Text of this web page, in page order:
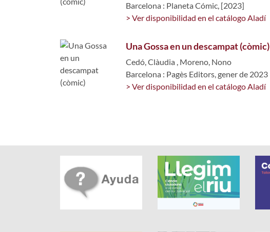
Barcelona : Planeta Cómic, [2023]
> Ver disponibilidad en el catálogo Aladí
Una Gossa en un descampat (còmic)
Cedó, Clàudia , Moreno, Nono
Barcelona : Pagès Editors, gener de 2023
> Ver disponibilidad en el catálogo Aladí